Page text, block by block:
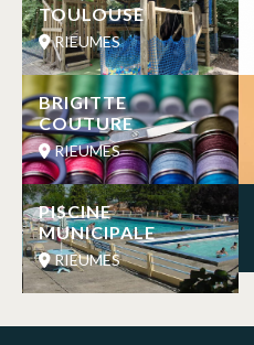
TOULOUSE
RIEUMES
BRIGITTE
COUTURE
RIEUMES
PISCINE
MUNICIPALE
RIEUMES